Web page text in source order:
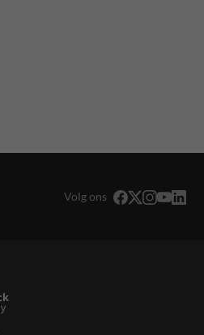
Volg ons